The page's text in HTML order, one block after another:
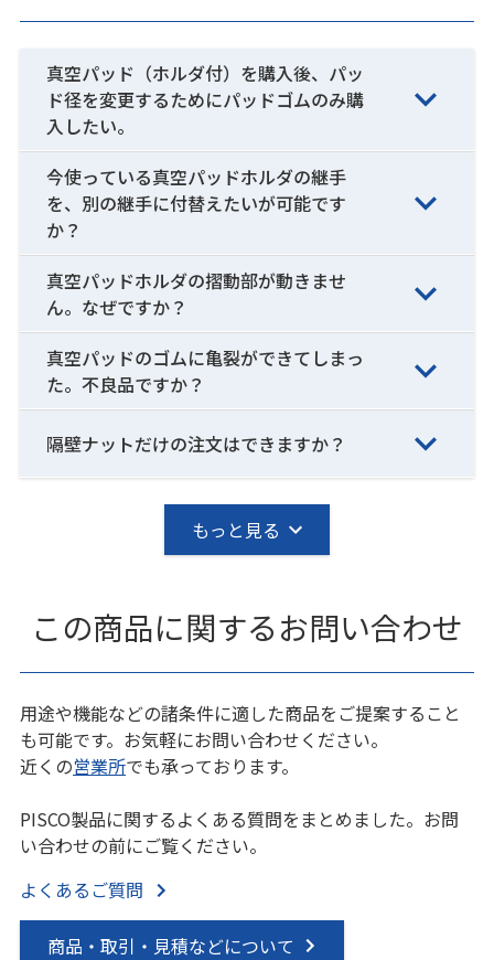
真空パッド（ホルダ付）を購入後、パッ
ド径を変更するためにパッドゴムのみ購
入したい。
今使っている真空パッドホルダの継手
を、別の継手に付替えたいが可能です
か？
真空パッドホルダの摺動部が動きませ
ん。なぜですか？
真空パッドのゴムに亀裂ができてしまっ
た。不良品ですか？
隔壁ナットだけの注文はできますか？
もっと見る
この商品に関するお問い合わせ
用途や機能などの諸条件に適した商品をご提案すること
も可能です。お気軽にお問い合わせください。
近くの営業所でも承っております。
PISCO製品に関するよくある質問をまとめました。お問
い合わせの前にご覧ください。
よくあるご質問
商品・取引・見積などについて